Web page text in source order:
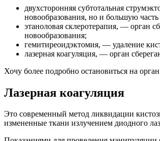
двухсторонняя субтотальная
новообразования, но и большую
этаноловая склеротерапия, — орган
новообразования;
гемитиреоидэктомия, — удаление
лазерная коагуляция, — орган
Хочу более подробно остановиться на
Лазерная коагуляция
Это современный метод ликвидации
измененные ткани излучением диодного